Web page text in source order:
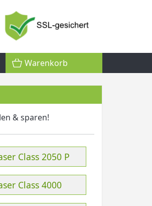
Warenkorb
& sparen!
Class 2050 P
Class 4000